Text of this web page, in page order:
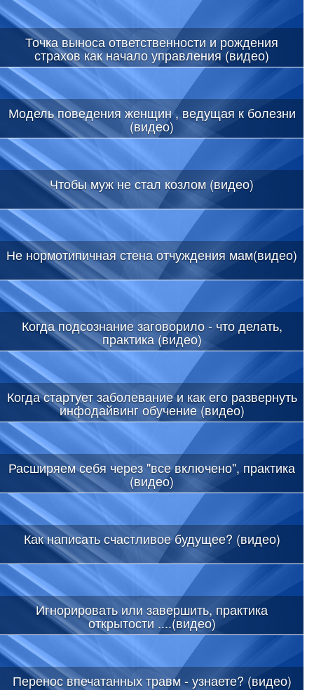
Точка выноса ответственности и рождения
страхов как начало управления (видео)
Модель поведения женщин , ведущая к болезни
(видео)
Чтобы муж не стал козлом (видео)
Не нормотипичная стена отчуждения мам(видео)
Когда подсознание заговорило - что делать,
практика (видео)
Когда стартует заболевание и как его развернуть
инфодайвинг обучение (видео)
Расширяем себя через "все включено", практика
(видео)
Как написать счастливое будущее? (видео)
Игнорировать или завершить, практика
открытости ....(видео)
Перенос впечатанных травм - узнаете? (видео)